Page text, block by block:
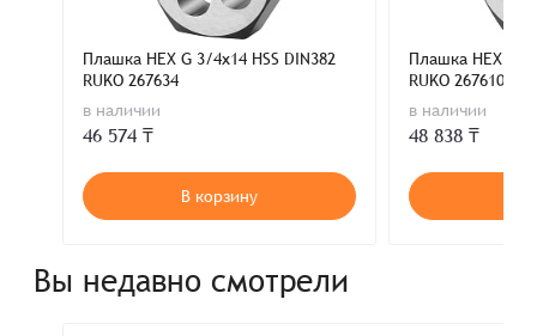
Плашка HEX G 3/4x14 HSS DIN382
RUKO 267634
в наличии
46 574 ₸
В корзину
Плашка HEX G
RUKO 267610
в наличии
48 838 ₸
Вы недавно смотрели